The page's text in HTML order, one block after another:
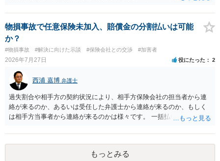
上がるかと思います。ご参考にしてください。
物損事故で任意保険未加入、賠償金の分割払いは可能
か？
#物損事故 #解決に向けた示談 #保険会社との交渉 #加害者
2026年7月27日 役にたった 2
西浦 嘉博 弁護士
過失割合や相手方の契約状況により、相手方保険会社の担当者から連
絡が来るのか、あるいは受任した弁護士から連絡が来るのか、もしく
は相手方当事者から連絡が来るのかは様々です。 一括払いや分割払い
金の支払いにつき、分割払いに合意すれば、和解は可能です。 他方で
合意しなければ和解できないことになります。 今後の見通しを知る為
に、交渉の方向性につき、最寄りの法律事務所で相談だけでもされる
もっとみる